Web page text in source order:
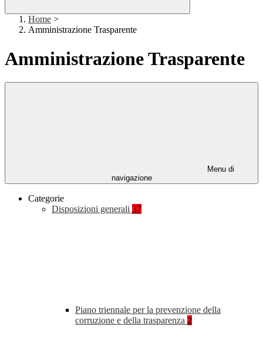
Home >
Amministrazione Trasparente
Amministrazione Trasparente
Menu di
navigazione
Categorie
Disposizioni generali 37
Piano triennale per la prevenzione della
corruzione e della trasparenza 2